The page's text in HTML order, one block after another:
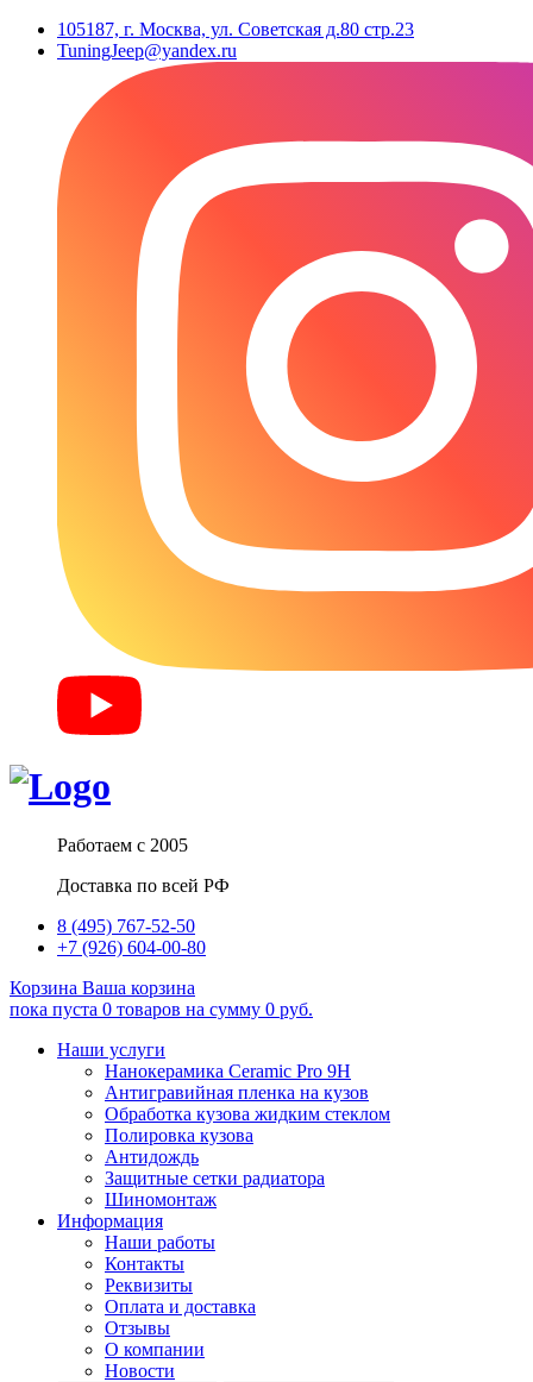
105187, г. Москва, ул. Советская д.80 стр.23
TuningJeep@yandex.ru
Работаем с 2005
Доставка по всей РФ
8 (495) 767-52-50
+7 (926) 604-00-80
Корзина Ваша корзина
пока пуста 0 товаров на сумму 0 руб.
Наши услуги
Нанокерамика Ceramic Pro 9H
Антигравийная пленка на кузов
Обработка кузова жидким стеклом
Полировка кузова
Антидождь
Защитные сетки радиатора
Шиномонтаж
Информация
Наши работы
Контакты
Реквизиты
Оплата и доставка
Отзывы
О компании
Новости